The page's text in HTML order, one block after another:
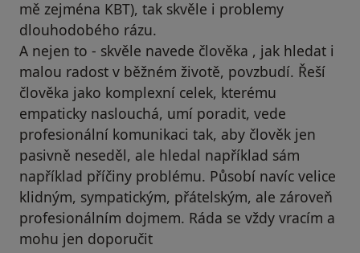
mě zejména KBT), tak skvěle i problemy
dlouhodobého rázu.
A nejen to - skvěle navede člověka , jak hledat i
malou radost v běžném životě, povzbudí. Řeší
člověka jako komplexní celek, kterému
empaticky naslouchá, umí poradit, vede
profesionální komunikaci tak, aby člověk jen
pasivně neseděl, ale hledal například sám
například příčiny problému. Působí navíc velice
klidným, sympatickým, přátelským, ale zároveň
profesionálním dojmem. Ráda se vždy vracím a
mohu jen doporučit